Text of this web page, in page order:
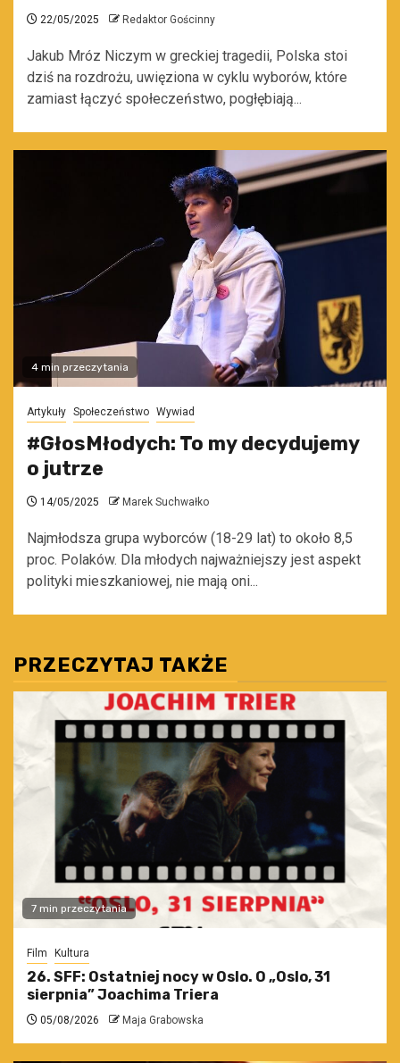
22/05/2025 Redaktor Gościnny
Jakub Mróz Niczym w greckiej tragedii, Polska stoi
dziś na rozdrożu, uwięziona w cyklu wyborów, które
zamiast łączyć społeczeństwo, pogłębiają...
4 min przeczytania
Artykuły Społeczeństwo Wywiad
#GłosMłodych: To my decydujemy
o jutrze
14/05/2025 Marek Suchwałko
Najmłodsza grupa wyborców (18-29 lat) to około 8,5
proc. Polaków. Dla młodych najważniejszy jest aspekt
polityki mieszkaniowej, nie mają oni...
PRZECZYTAJ TAKŻE
7 min przeczytania
Film Kultura
26. SFF: Ostatniej nocy w Oslo. O „Oslo, 31
sierpnia” Joachima Triera
05/08/2026 Maja Grabowska